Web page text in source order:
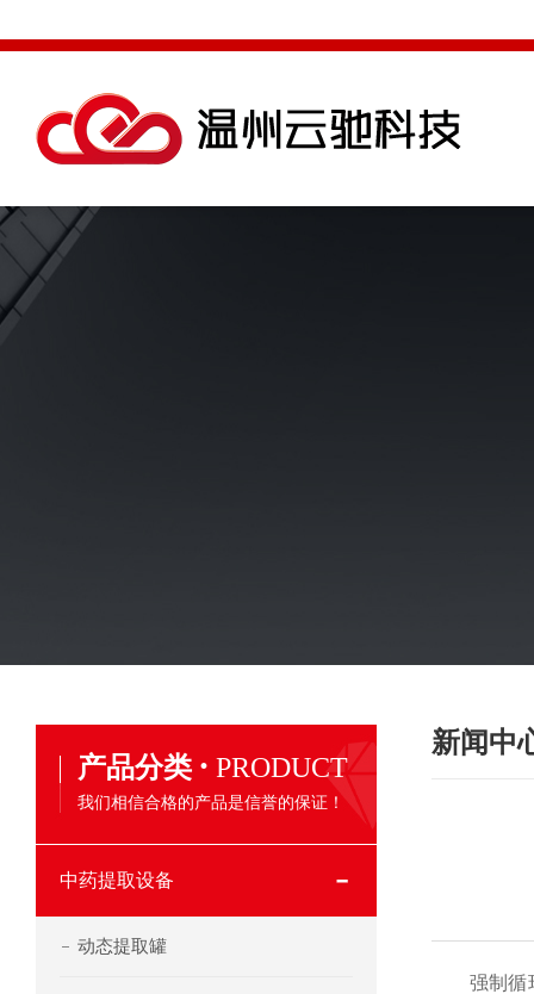
产品分类 · PRODUCT
我们相信合格的产品是信誉的保证！
中药提取设备
动态提取罐
新闻中
强制循环